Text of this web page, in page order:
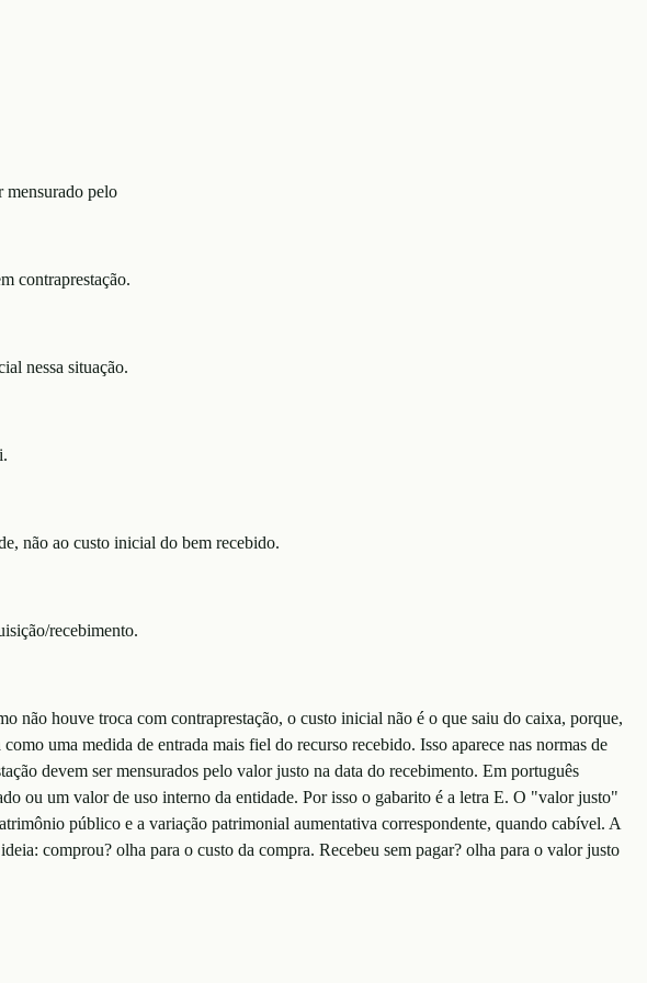
mensurado pelo
contraprestação.
nessa situação.
não ao custo inicial do bem recebido.
recebimento.
não houve troca com contraprestação, o custo inicial não é o que saiu do caixa, porque,
uma medida de entrada mais fiel do recurso recebido. Isso aparece nas normas de
devem ser mensurados pelo valor justo na data do recebimento. Em português
ou um valor de uso interno da entidade. Por isso o gabarito é a letra E. O "valor justo"
público e a variação patrimonial aumentativa correspondente, quando cabível. A
comprou? olha para o custo da compra. Recebeu sem pagar? olha para o valor justo